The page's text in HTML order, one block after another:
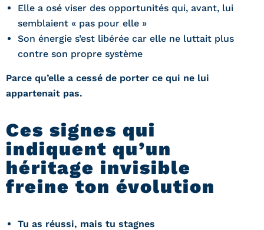
Elle a osé viser des opportunités qui, avant, lui
semblaient « pas pour elle »
Son énergie s’est libérée car elle ne luttait plus
contre son propre système
Parce qu’elle a cessé de porter ce qui ne lui
appartenait pas.
Ces signes qui
indiquent qu’un
héritage invisible
freine ton évolution
Tu as réussi, mais tu stagnes